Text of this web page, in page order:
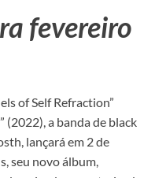
fevereiro
of Self Refraction”
(2022), a banda de black
lançará em 2 de
seu novo álbum,